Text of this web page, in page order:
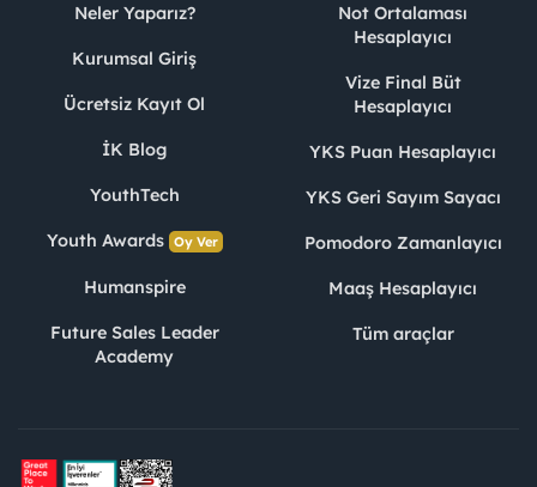
Neler Yaparız?
Kurumsal Giriş
Ücretsiz Kayıt Ol
İK Blog
YouthTech
Youth Awards Oy Ver
Humanspire
Future Sales Leader
Academy
Not Ortalaması
Hesaplayıcı
Vize Final Büt
Hesaplayıcı
YKS Puan Hesaplayıcı
YKS Geri Sayım Sayacı
Pomodoro Zamanlayıcı
Maaş Hesaplayıcı
Tüm araçlar